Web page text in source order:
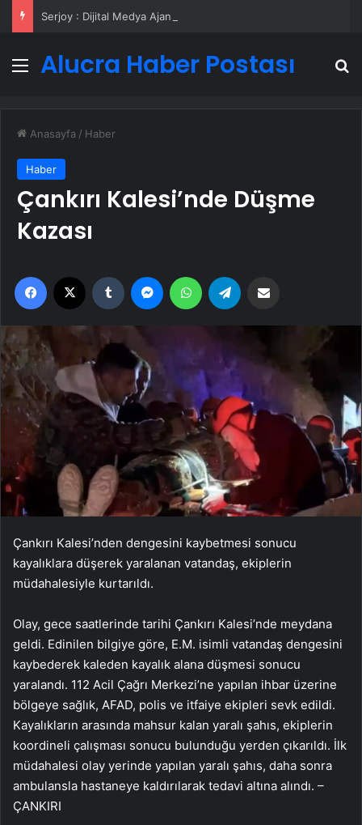
MenüAlucra Haber Postası
Anasayfa / Haber
Haber
Çankırı Kalesi’nde Düşme
Kazası
Facebook Tumblr MessengerWhatsApp
Çankırı Kalesi’nden dengesini kaybetmesi sonucu
kayalıklara düşerek yaralanan vatandaş, ekiplerin
müdahalesiyle kurtarıldı.
Olay, gece saatlerinde tarihi Çankırı Kalesi’nde meydana
geldi. Edinilen bilgiye göre, E.M. isimli vatandaş dengesini
kaybederek kaleden kayalık alana düşmesi sonucu
yaralandı. 112 Acil Çağrı Merkezi’ne yapılan ihbar üzerine
bölgeye sağlık, AFAD, polis ve itfaiye ekipleri sevk edildi.
Kayalıkların arasında mahsur kalan yaralı şahıs, ekiplerin
koordineli çalışması sonucu bulunduğu yerden çıkarıldı. İlk
müdahalesi olay yerinde yapılan yaralı şahıs, daha sonra
ambulansla hastaneye kaldırılarak tedavi altına alındı. –
ÇANKIRI